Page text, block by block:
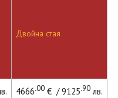
Двойна стая
4666.00€ / 9125.90лв.